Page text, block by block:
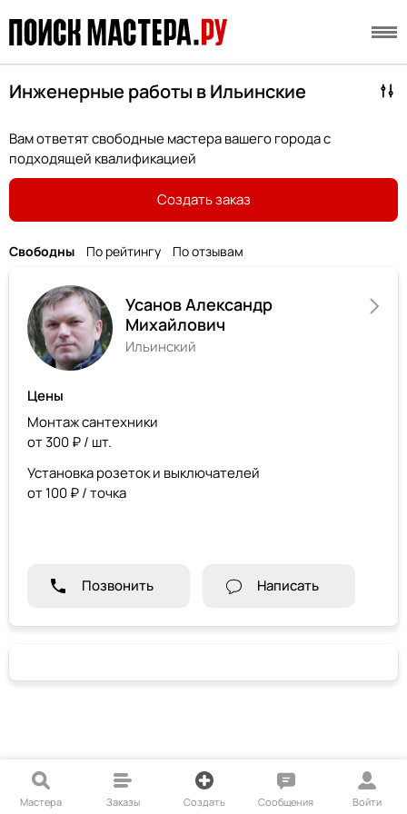
Инженерные работы в Ильинские
Вам ответят свободные мастера вашего города с
подходящей квалификацией
Создать заказ
Свободны По рейтингу По отзывам
Усанов Александр
Михайлович
Ильинский
Цены
Монтаж сантехники
от 300 ₽ / шт.
Установка розеток и выключателей
от 100 ₽ / точка
Позвонить Написать
Мастера Заказы Создать Сообщения Войти